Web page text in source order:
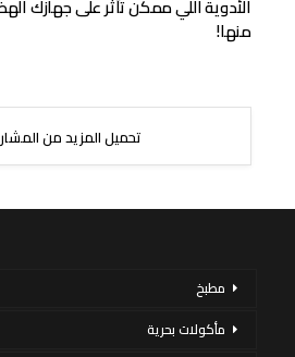
الأدوية اللي ممكن تأثر على جهازك
منها!
تحميل المزيد من
مطبخ
مأكولات بحرية